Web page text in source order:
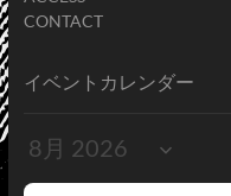
CONTACT
イベントカレンダー